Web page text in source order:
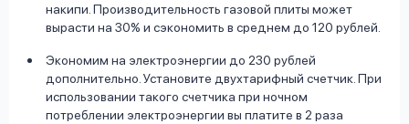
накипи. Производительность газовой плиты может
вырасти на 30% и сэкономить в среднем до 120 рублей.
Экономим на электроэнергии до 230 рублей
дополнительно. Установите двухтарифный счетчик. При
использовании такого счетчика при ночном
потреблении электроэнергии вы платите в 2 раза